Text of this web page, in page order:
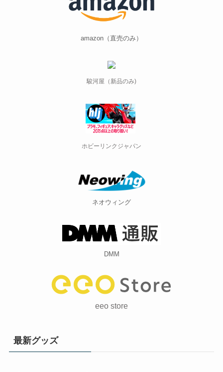
amazon（直売のみ）
駿河屋（新品のみ)
ホビーリンクジャパン
ネオウィング
DMM
eeo store
最新グッズ